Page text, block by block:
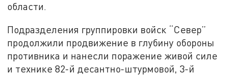
области.
Подразделения группировки войск “Север”
продолжили продвижение в глубину обороны
противника и нанесли поражение живой силе
и технике 82-й десантно-штурмовой, 3-й